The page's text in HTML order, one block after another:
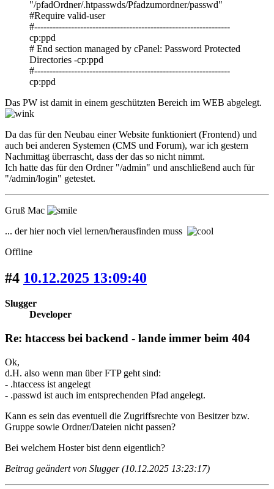
"/pfadOrdner/.htpasswds/Pfadzumordner/passwd"
#Require valid-user
#----------------------------------------------------------------
cp:ppd
# End section managed by cPanel: Password Protected
Directories -cp:ppd
#----------------------------------------------------------------
cp:ppd
Das PW ist damit in einem geschützten Bereich im WEB abgelegt.
Da das für den Neubau einer Website funktioniert (Frontend) und
auch bei anderen Systemen (CMS und Forum), war ich gestern
Nachmittag überrascht, dass der das so nicht nimmt.
Ich hatte das für den Ordner "/admin" und anschließend auch für
"/admin/login" getestet.
Gruß Mac
... der hier noch viel lernen/herausfinden muss
Offline
#4 10.12.2025 13:09:40
Slugger
Developer
Re: htaccess bei backend - lande immer beim 404
Ok,
d.H. also wenn man über FTP geht sind:
- .htaccess ist angelegt
- .passwd ist auch im entsprechenden Pfad angelegt.
Kann es sein das eventuell die Zugriffsrechte von Besitzer bzw.
Gruppe sowie Ordner/Dateien nicht passen?
Bei welchem Hoster bist denn eigentlich?
Beitrag geändert von Slugger (10.12.2025 13:23:17)